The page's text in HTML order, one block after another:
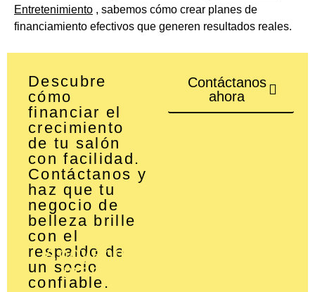
Entretenimiento , sabemos cómo crear planes de
financiamiento efectivos que generen resultados reales.
Descubre
cómo
financiar el
crecimiento
de tu salón
con facilidad.
Contáctanos y
haz que tu
negocio de
belleza brille
con el
respaldo de
un socio
confiable.
Contáctanos
ahora
Apoyando a pequeñas y
medianas empresas